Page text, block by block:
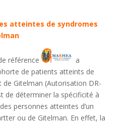
atteintes de syndromes
référence
a
de patients atteints de
Gitelman (Autorisation DR-
de déterminer la spécificité à
personnes atteintes d’un
ou de Gitelman. En effet, la